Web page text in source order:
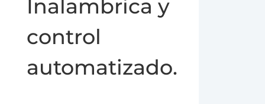
Inalambrica y
control
automatizado.